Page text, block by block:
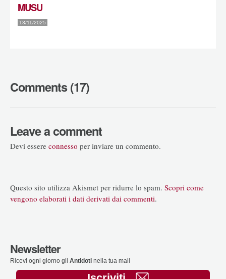
MUSU
13/11/2025
Comments (17)
Leave a comment
Devi essere connesso per inviare un commento.
Questo sito utilizza Akismet per ridurre lo spam. Scopri come
vengono elaborati i dati derivati dai commenti.
Newsletter
Ricevi ogni giorno gli Antidoti nella tua mail